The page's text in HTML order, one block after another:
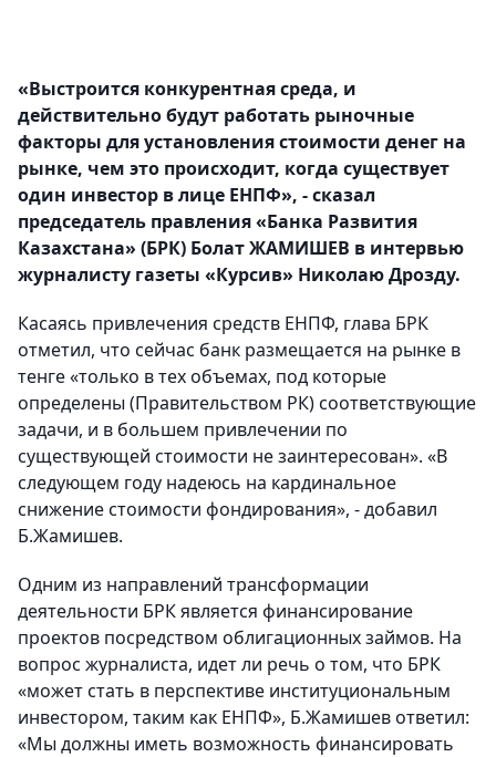
«Выстроится конкурентная среда, и
действительно будут работать рыночные
факторы для установления стоимости денег на
рынке, чем это происходит, когда существует
один инвестор в лице ЕНПФ», - сказал
председатель правления «Банка Развития
Казахстана» (БРК) Болат ЖАМИШЕВ в интервью
журналисту газеты «Курсив» Николаю Дрозду.
Касаясь привлечения средств ЕНПФ, глава БРК
отметил, что сейчас банк размещается на рынке в
тенге «только в тех объемах, под которые
определены (Правительством РК) соответствующие
задачи, и в большем привлечении по
существующей стоимости не заинтересован». «В
следующем году надеюсь на кардинальное
снижение стоимости фондирования», - добавил
Б.Жамишев.
Одним из направлений трансформации
деятельности БРК является финансирование
проектов посредством облигационных займов. На
вопрос журналиста, идет ли речь о том, что БРК
«может стать в перспективе институциональным
инвестором, таким как ЕНПФ», Б.Жамишев ответил:
«Мы должны иметь возможность финансировать